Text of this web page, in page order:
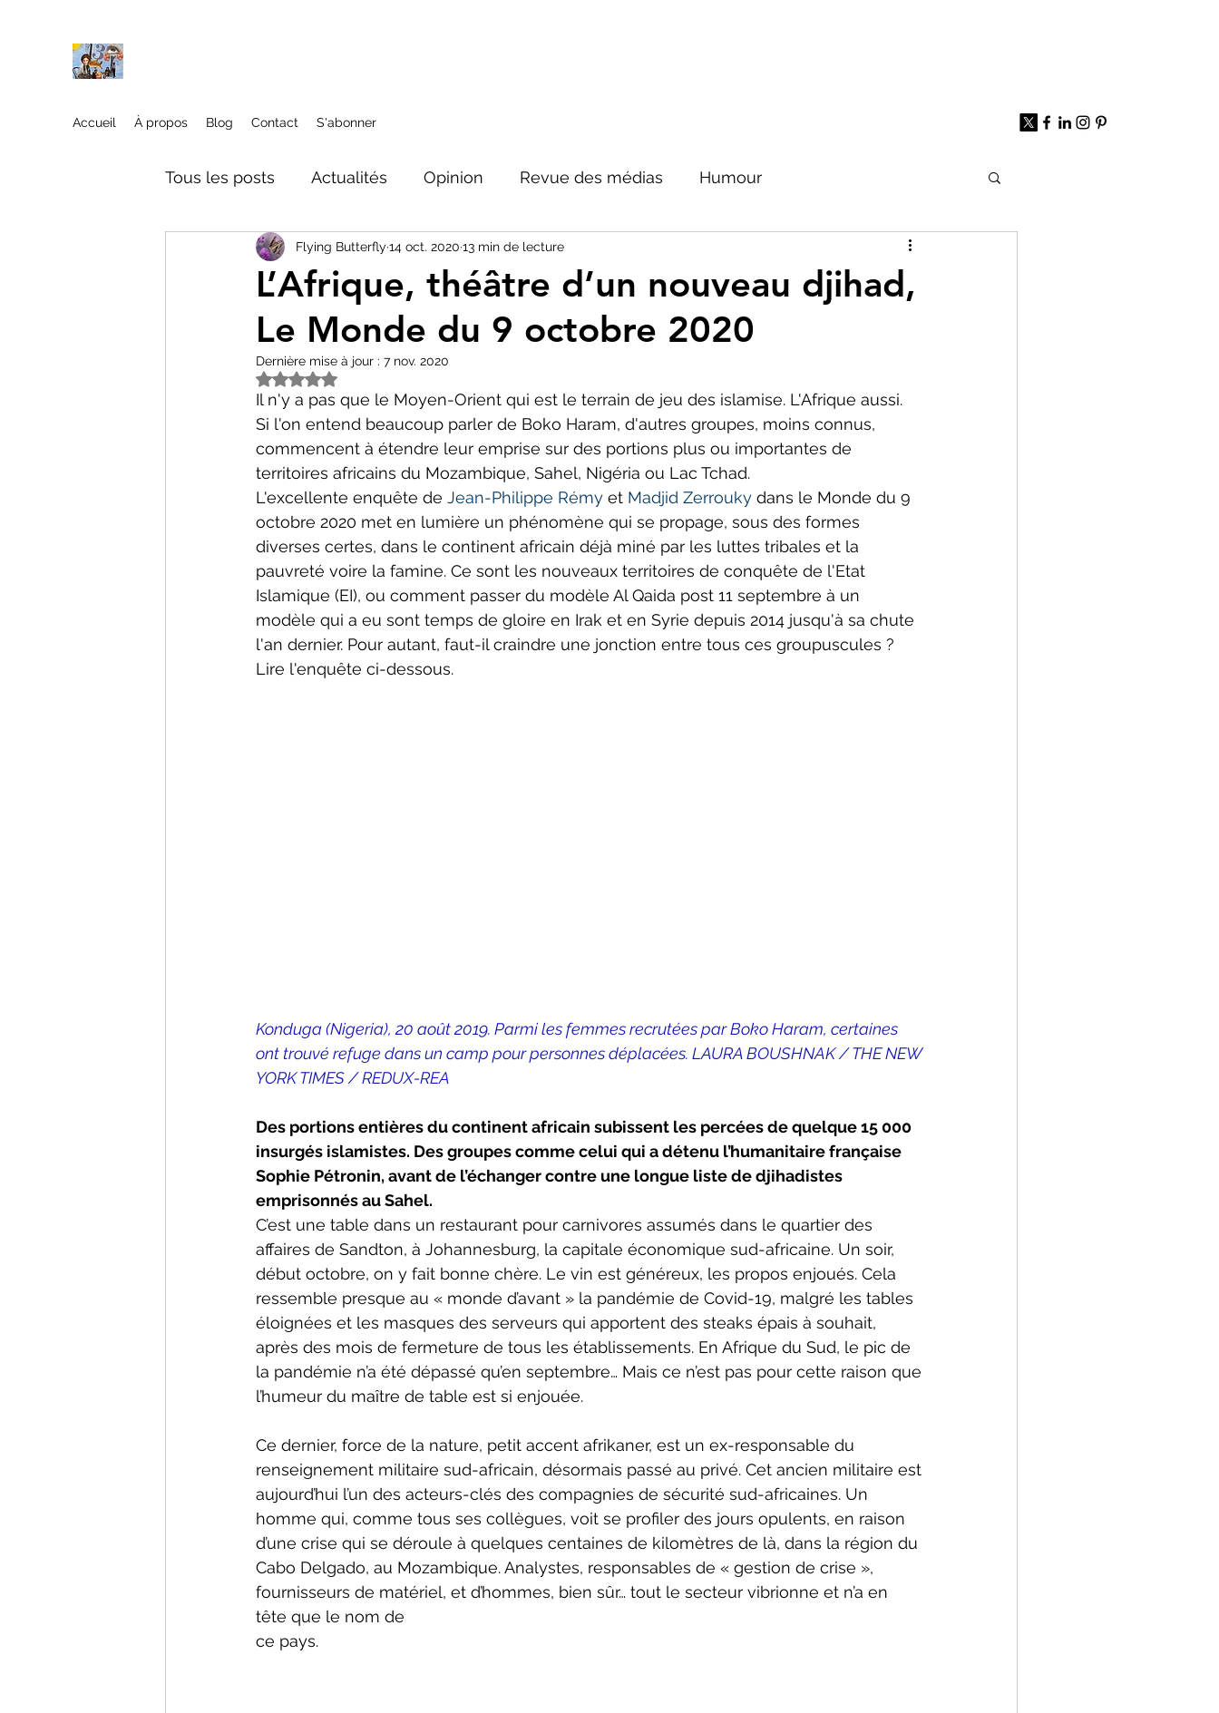
Accueil À propos Blog Contact S'abonner
Tous les posts Actualités Opinion Revue des médias Humour
Culture&Divertissement Peinture&Photographie Architecture&Urbanisme
Histoire Politique
L’Afrique, théâtre d’un nouveau djihad,
Le Monde du 9 octobre 2020
Flying Butterfly 14 oct. 2020 13 min de lecture
Dernière mise à jour : 7 nov. 2020
Noté NaN étoiles sur 5.
Il n'y a pas que le Moyen-Orient qui est le terrain de jeu des islamise. L'Afrique aussi.
Si l'on entend beaucoup parler de Boko Haram, d'autres groupes, moins connus,
commencent à étendre leur emprise sur des portions plus ou importantes de
territoires africains du Mozambique, Sahel, Nigéria ou Lac Tchad.
L'excellente enquête de Jean-Philippe Rémy et Madjid Zerrouky dans le Monde du 9
octobre 2020 met en lumière un phénomène qui se propage, sous des formes
diverses certes, dans le continent africain déjà miné par les luttes tribales et la
pauvreté voire la famine. Ce sont les nouveaux territoires de conquête de l'Etat
Islamique (EI), ou comment passer du modèle Al Qaida post 11 septembre à un
modèle qui a eu sont temps de gloire en Irak et en Syrie depuis 2014 jusqu'à sa chute
l'an dernier. Pour autant, faut-il craindre une jonction entre tous ces groupuscules ?
Lire l'enquête ci-dessous.
Konduga (Nigeria), 20 août 2019. Parmi les femmes recrutées par Boko Haram, certaines
ont trouvé refuge dans un camp pour personnes déplacées. LAURA BOUSHNAK / THE NEW
YORK TIMES / REDUX-REA
Des portions entières du continent africain subissent les percées de quelque 15 000
insurgés islamistes. Des groupes comme celui qui a détenu l’humanitaire française
Sophie Pétronin, avant de l’échanger contre une longue liste de djihadistes
emprisonnés au Sahel.
C’est une table dans un restaurant pour carnivores assumés dans le quartier des
affaires de Sandton, à Johannesburg, la capitale économique sud-africaine. Un soir,
début octobre, on y fait bonne chère. Le vin est généreux, les propos enjoués. Cela
ressemble presque au « monde d’avant » la pandémie de Covid-19, malgré les tables
éloignées et les masques des serveurs qui apportent des steaks épais à souhait,
après des mois de fermeture de tous les établissements. En Afrique du Sud, le pic de
la pandémie n’a été dépassé qu’en septembre… Mais ce n’est pas pour cette raison que
l’humeur du maître de table est si enjouée.
Ce dernier, force de la nature, petit accent afrikaner, est un ex-responsable du
renseignement militaire sud-africain, désormais passé au privé. Cet ancien militaire est
aujourd’hui l’un des acteurs-clés des compagnies de sécurité sud-africaines. Un
homme qui, comme tous ses collègues, voit se profiler des jours opulents, en raison
d’une crise qui se déroule à quelques centaines de kilomètres de là, dans la région du
Cabo Delgado, au Mozambique. Analystes, responsables de « gestion de crise »,
fournisseurs de matériel, et d’hommes, bien sûr… tout le secteur vibrionne et n’a en
tête que le nom de
ce pays.